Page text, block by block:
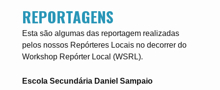
REPORTAGENS
Esta são algumas das reportagem realizadas
pelos nossos Repórteres Locais no decorrer do
Workshop Repórter Local (WSRL).
Escola Secundária Daniel Sampaio